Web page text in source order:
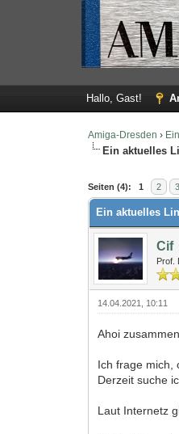
Hallo, Gast!
Amiga-Dresden ›
Ein aktuelles
Seiten (4): 1 2 3
0
1
2
3
4
5
Ein aktuelles
Cif
Prof.
14.04.2021, 10:11
Ahoi
Ich frage mich,
Derzeit suche
Laut Internetz